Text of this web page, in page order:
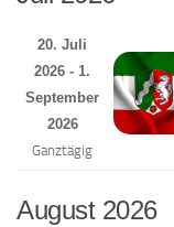
20. Juli
2026 - 1.
September
2026
Ganztägig
August 2026